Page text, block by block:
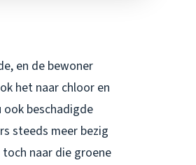
en de bewoner
het naar chloor en
beschadigde
steeds meer bezig
naar die groene